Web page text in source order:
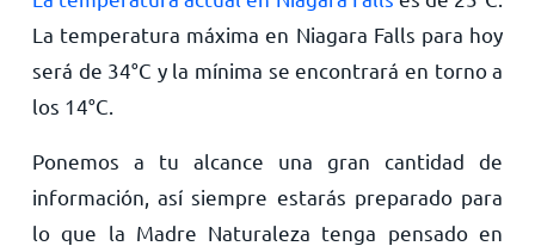
La temperatura máxima en Niagara Falls para hoy
será de 34°C y la mínima se encontrará en torno a
los 14°C
Ponemos a tu alcance una gran cantidad de
información, así siempre estarás preparado para
lo que la Madre Naturaleza tenga pensado en